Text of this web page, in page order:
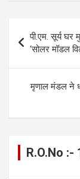
ce
o
o
k
g
er
navigation
पी.एम. सूर्य घर
‘सोलर मॉडल
मृणाल मंडल ने
R.O.No :-